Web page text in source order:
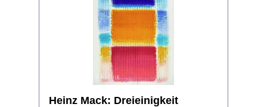
Heinz Mack: Dreieinigkeit